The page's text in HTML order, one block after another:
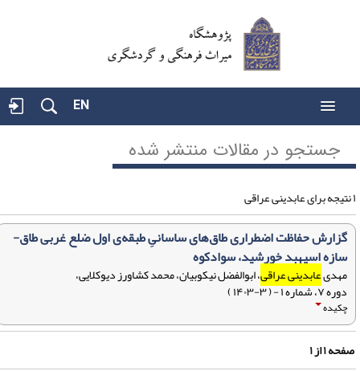
EN
جستجو در مقالات منتشر شده
گزارش حفاظت اضطراری طا‌ق‌های ساسانیِ طبقه‌ی اول ضلع غربی طاق-
سازه اسپهبد خورشید، سوادکوه
مهدیعابدینی عراقی، ابوالفضل نیکوبیان، محمد کشاورز دیوکلایی،
دوره ۷، شماره ۱ - ( ۳-۱۴۰۳ )
چکیده
۱از۱